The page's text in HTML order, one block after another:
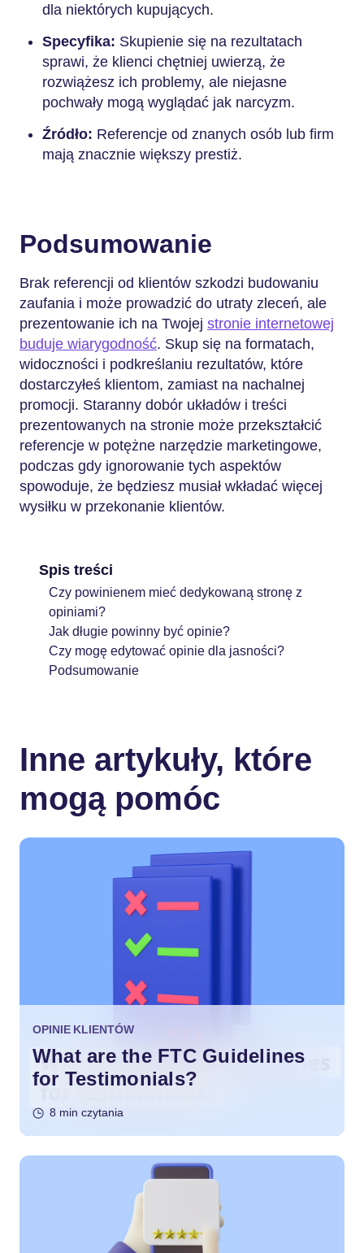
dla niektórych kupujących.
Specyfika: Skupienie się na rezultatach
sprawi, że klienci chętniej uwierzą, że
rozwiążesz ich problemy, ale niejasne
pochwały mogą wyglądać jak narcyzm.
Źródło: Referencje od znanych osób lub firm
mają znacznie większy prestiż.
Podsumowanie
Brak referencji od klientów szkodzi budowaniu
zaufania i może prowadzić do utraty zleceń, ale
prezentowanie ich na Twojej stronie internetowej
buduje wiarygodność. Skup się na formatach,
widoczności i podkreślaniu rezultatów, które
dostarczyłeś klientom, zamiast na nachalnej
promocji. Staranny dobór układów i treści
prezentowanych na stronie może przekształcić
referencje w potężne narzędzie marketingowe,
podczas gdy ignorowanie tych aspektów
spowoduje, że będziesz musiał wkładać więcej
wysiłku w przekonanie klientów.
Spis treści
Czy powinienem mieć dedykowaną stronę z
opiniami?
Jak długie powinny być opinie?
Czy mogę edytować opinie dla jasności?
Podsumowanie
Inne artykuły, które
mogą pomóc
OPINIE KLIENTÓW
What are the FTC Guidelines
for Testimonials?
8 min czytania